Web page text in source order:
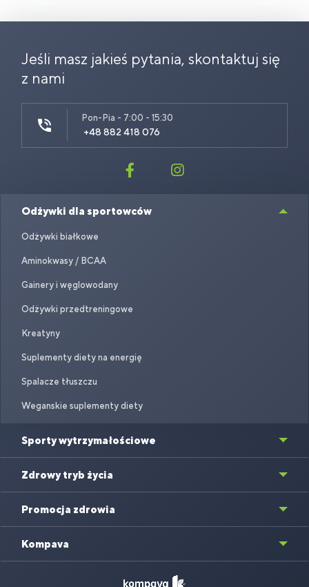
Jeśli masz jakieś pytania, skontaktuj się
z nami
Pon-Pia - 7:00 - 15:30
+48 882 418 076
Odżywki dla sportowców
Odżywki białkowe
Aminokwasy / BCAA
Gainery i węglowodany
Odżywki przedtreningowe
Kreatyny
Suplementy diety na energię
Spalacze tłuszczu
Weganskie suplementy diety
Sporty wytrzymałościowe
Zdrowy tryb życia
Promocja zdrowia
Kompava